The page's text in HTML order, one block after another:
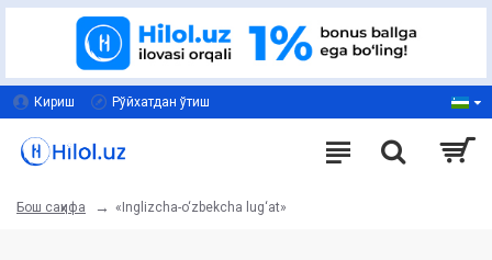
Кириш Рўйхатдан ўтиш
Бош саҳифа «Inglizcha-o‘zbekcha lug‘at»‎